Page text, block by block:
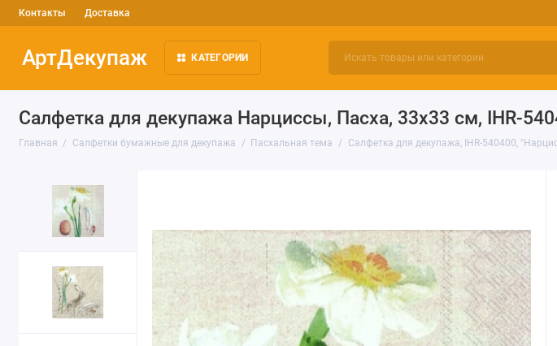
Контакты Доставка
АртДекупаж КАТЕГОРИИ
Салфетка для декупажа Нарциссы, Пасха, 33х33 см, IHR-
Главная Салфетки бумажные для декупажа Пасхальная тема Салфетка для декупажа, IHR-540400,